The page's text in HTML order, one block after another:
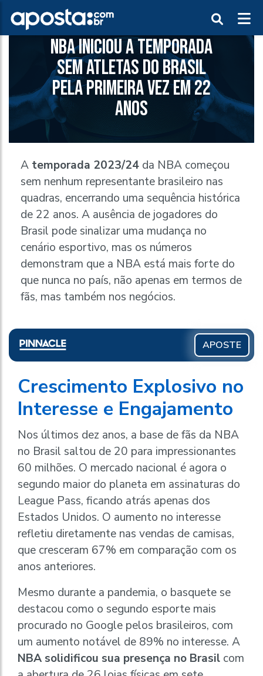
NBA INICIOU A TEMPORADA
SEM ATLETAS DO BRASIL
PELA PRIMEIRA VEZ EM 22
ANOS
A temporada 2023/24 da NBA começou
sem nenhum representante brasileiro nas
quadras, encerrando uma sequência histórica
de 22 anos. A ausência de jogadores do
Brasil pode sinalizar uma mudança no
cenário esportivo, mas os números
demonstram que a NBA está mais forte do
que nunca no país, não apenas em termos de
fãs, mas também nos negócios.
APOSTE
Crescimento Explosivo no
Interesse e Engajamento
Nos últimos dez anos, a base de fãs da NBA
no Brasil saltou de 20 para impressionantes
60 milhões. O mercado nacional é agora o
segundo maior do planeta em assinaturas do
League Pass, ficando atrás apenas dos
Estados Unidos. O aumento no interesse
refletiu diretamente nas vendas de camisas,
que cresceram 67% em comparação com os
anos anteriores.
Mesmo durante a pandemia, o basquete se
destacou como o segundo esporte mais
procurado no Google pelos brasileiros, com
um aumento notável de 89% no interesse. A
NBA solidificou sua presença no Brasil com